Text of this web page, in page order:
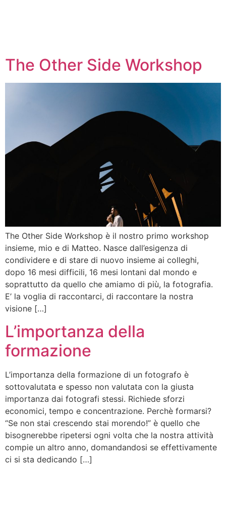
The Other Side Workshop
The Other Side Workshop è il nostro primo workshop
insieme, mio e di Matteo. Nasce dall’esigenza di
condividere e di stare di nuovo insieme ai colleghi,
dopo 16 mesi difficili, 16 mesi lontani dal mondo e
soprattutto da quello che amiamo di più, la fotografia.
E’ la voglia di raccontarci, di raccontare la nostra
visione […]
L’importanza della
formazione
L’importanza della formazione di un fotografo è
sottovalutata e spesso non valutata con la giusta
importanza dai fotografi stessi. Richiede sforzi
economici, tempo e concentrazione. Perchè formarsi?
“Se non stai crescendo stai morendo!” è quello che
bisognerebbe ripetersi ogni volta che la nostra attività
compie un altro anno, domandandosi se effettivamente
ci si sta dedicando […]